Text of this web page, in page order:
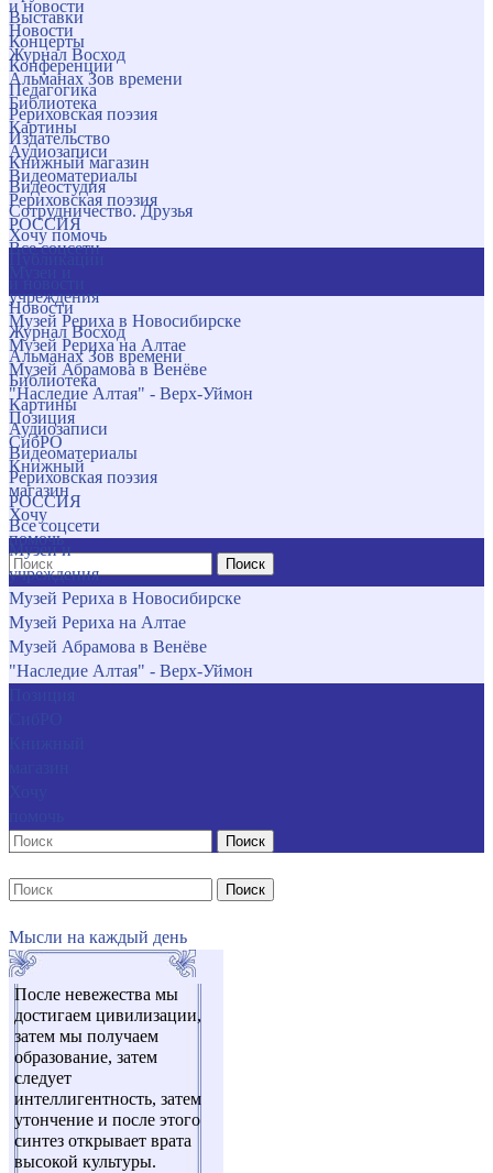
и новости
Новости
Журнал Восход
Альманах Зов времени
Библиотека
Картины
Аудиозаписи
Видеоматериалы
Рериховская поэзия
РОССИЯ
Все соцсети
учреждения
Музей Рериха в Новосибирске
Музей Рериха на Алтае
Музей Абрамова в Венёве
"Наследие Алтая" - Верх-Уймон
Позиция
СибРО
Книжный
магазин
Хочу
помочь
Поиск
Выставки
Концерты
Конференции
Педагогика
Рериховская поэзия
Издательство
Книжный магазин
Видеостудия
Сотрудничество. Друзья
Хочу помочь
Новости
Журнал Восход
Альманах Зов времени
Библиотека
Картины
Аудиозаписи
Видеоматериалы
Рериховская поэзия
РОССИЯ
Все соцсети
Музеи и
учреждения
Музей Рериха в Новосибирске
Музей Рериха на Алтае
Музей Абрамова в Венёве
"Наследие Алтая" - Верх-Уймон
Поиск
Поиск
Мысли на каждый день
После невежества мы
достигаем цивилизации,
затем мы получаем
образование, затем
следует
интеллигентность, затем
утончение и после этого
синтез открывает врата
высокой культуры.